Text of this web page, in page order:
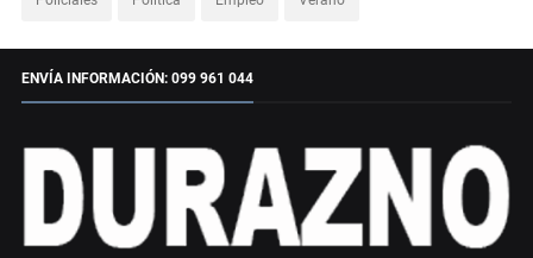
ENVÍA INFORMACIÓN: 099 961 044